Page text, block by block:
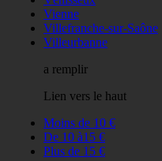
Vienne
Villefranche-sur-Saône
Villeurbanne
a remplir
Lien vers le haut
Moins de 10 €
De 10 à15 €
Plus de 15 €